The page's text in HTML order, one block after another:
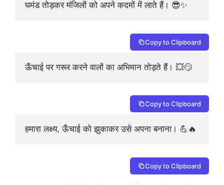
घमंड तोड़कर मंजिलों को अपने कदमों में लाते हैं। 😎✨
Copy to Clipboard
ऊँचाई पर गरूर करने वालों का अभिमान तोड़ते हैं। 💥😏
Copy to Clipboard
हमारा लक्ष्य, ऊँचाई को झुकाकर उसे अपना बनाना। 💪🔥
Copy to Clipboard